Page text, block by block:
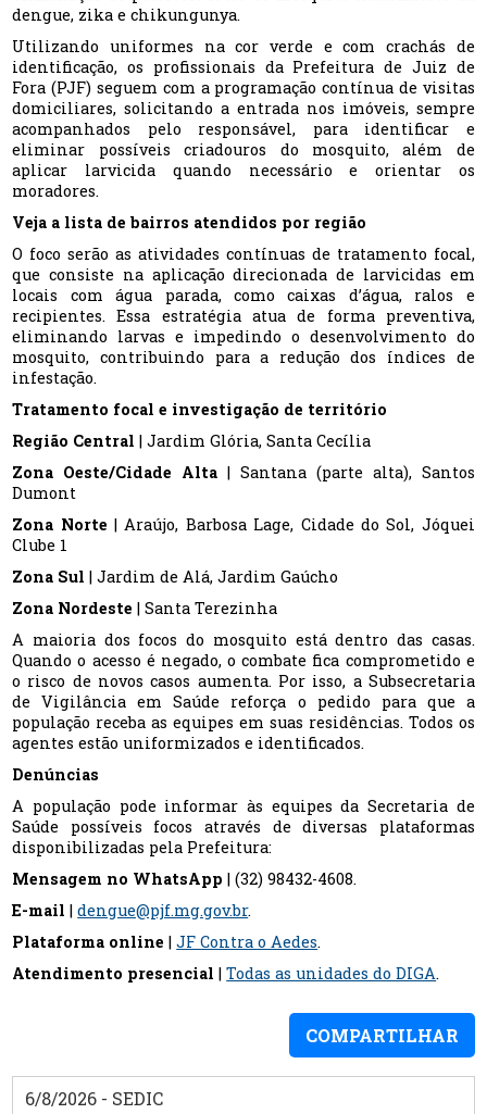
dengue, zika e chikungunya.
Utilizando uniformes na cor verde e com crachás de
identificação, os profissionais da Prefeitura de Juiz de
Fora (PJF) seguem com a programação contínua de visitas
domiciliares, solicitando a entrada nos imóveis, sempre
acompanhados pelo responsável, para identificar e
eliminar possíveis criadouros do mosquito, além de
aplicar larvicida quando necessário e orientar os
moradores.
Veja a lista de bairros atendidos por região
O foco serão as atividades contínuas de tratamento focal,
que consiste na aplicação direcionada de larvicidas em
locais com água parada, como caixas d’água, ralos e
recipientes. Essa estratégia atua de forma preventiva,
eliminando larvas e impedindo o desenvolvimento do
mosquito, contribuindo para a redução dos índices de
infestação.
Tratamento focal e investigação de território
Região Central| Jardim Glória, Santa Cecília
Zona Oeste/Cidade Alta| Santana (parte alta), Santos
Dumont
Zona Norte| Araújo, Barbosa Lage, Cidade do Sol, Jóquei
Clube 1
Zona Sul| Jardim de Alá, Jardim Gaúcho
Zona Nordeste| Santa Terezinha
A maioria dos focos do mosquito está dentro das casas.
Quando o acesso é negado, o combate fica comprometido e
o risco de novos casos aumenta. Por isso, a Subsecretaria
de Vigilância em Saúde reforça o pedido para que a
população receba as equipes em suas residências. Todos os
agentes estão uniformizados e identificados.
Denúncias
A população pode informar às equipes da Secretaria de
Saúde possíveis focos através de diversas plataformas
disponibilizadas pela Prefeitura:
Mensagem no WhatsApp | (32) 98432-4608.
E-mail |dengue@pjf.mg.gov.br.
Plataforma online|JF Contra o Aedes.
Atendimento presencial |Todas as unidades do DIGA.
COMPARTILHAR
6/8/2026 - SEDIC